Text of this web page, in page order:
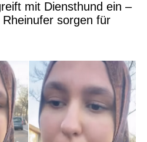
mit Diensthund ein –
sorgen für